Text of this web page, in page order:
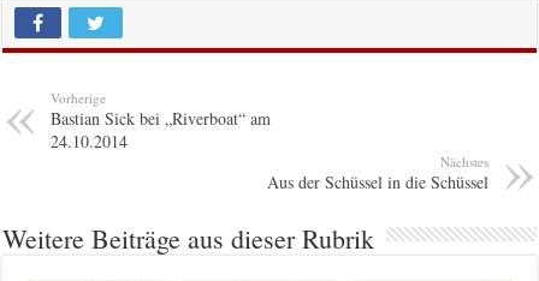
Vorherige
Bastian Sick bei „Riverboat“ am
24.10.2014
Nächstes
Aus der Schüssel in die Schüssel
Weitere Beiträge aus dieser Rubrik